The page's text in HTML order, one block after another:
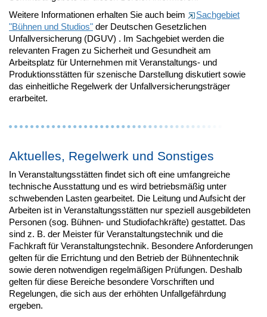
Weitere Informationen erhalten Sie auch beim
Sachgebiet
"Bühnen und Studios" der Deutschen Gesetzlichen
Unfallversicherung (DGUV) . Im Sachgebiet werden die
relevanten Fragen zu Sicherheit und Gesundheit am
Arbeitsplatz für Unternehmen mit Veranstaltungs- und
Produktionsstätten für szenische Darstellung diskutiert sowie
das einheitliche Regelwerk der Unfallversicherungsträger
erarbeitet.
Aktuelles, Regelwerk und Sonstiges
In Veranstaltungsstätten findet sich oft eine umfangreiche
technische Ausstattung und es wird betriebsmäßig unter
schwebenden Lasten gearbeitet. Die Leitung und Aufsicht der
Arbeiten ist in Veranstaltungsstätten nur speziell ausgebildeten
Personen (sog. Bühnen- und Studiofachkräfte) gestattet. Das
sind z. B. der Meister für Veranstaltungstechnik und die
Fachkraft für Veranstaltungstechnik. Besondere Anforderungen
gelten für die Errichtung und den Betrieb der Bühnentechnik
sowie deren notwendigen regelmäßigen Prüfungen. Deshalb
gelten für diese Bereiche besondere Vorschriften und
Regelungen, die sich aus der erhöhten Unfallgefährdung
ergeben.